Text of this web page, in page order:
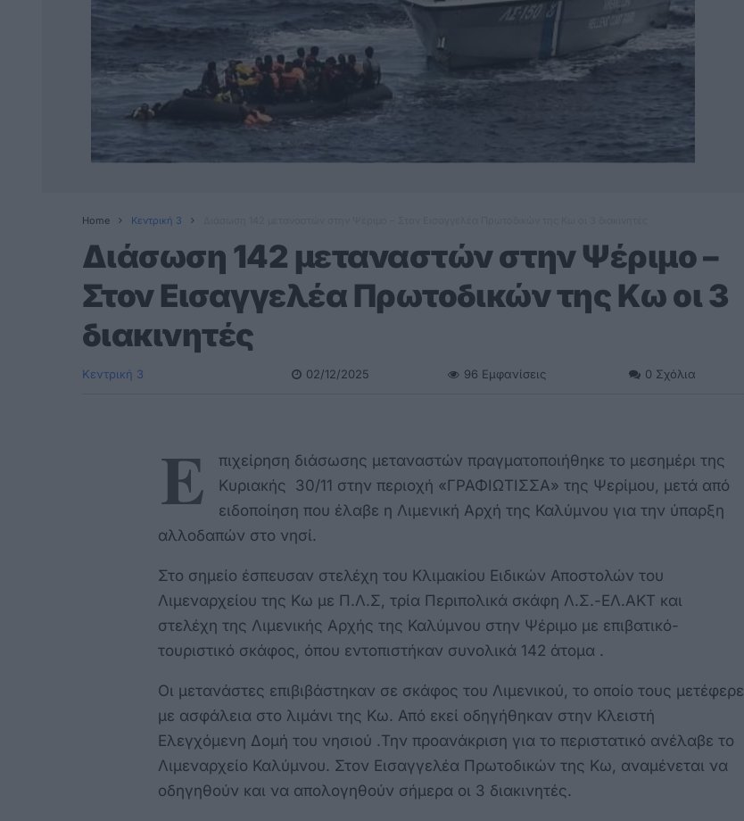
Home Κεντρική 3
Διάσωση 142 μεταναστών στην Ψέριμο –
Στον Εισαγγελέα Πρωτοδικών της Κω οι 3
διακινητές
Κεντρική 3 02/12/2025 96 Εμφανίσεις 0 Σχόλια
Ε
πιχείρηση διάσωσης μεταναστών πραγματοποιήθηκε το μεσημέρι της
Κυριακής 30/11 στην περιοχή «ΓΡΑΦΙΩΤΙΣΣΑ» της Ψερίμου, μετά από
ειδοποίηση που έλαβε η Λιμενική Αρχή της Καλύμνου για την ύπαρξη
αλλοδαπών στο νησί.
Στο σημείο έσπευσαν στελέχη του Κλιμακίου Ειδικών Αποστολών του
Λιμεναρχείου της Κω με Π.Λ.Σ, τρία Περιπολικά σκάφη Λ.Σ.-ΕΛ.ΑΚΤ και
στελέχη της Λιμενικής Αρχής της Καλύμνου στην Ψέριμο με επιβατικό-
τουριστικό σκάφος, όπου εντοπιστήκαν συνολικά 142 άτομα .
Οι μετανάστες επιβιβάστηκαν σε σκάφος του Λιμενικού, το οποίο τους μετέφερε
με ασφάλεια στο λιμάνι της Κω. Από εκεί οδηγήθηκαν στην Κλειστή
Ελεγχόμενη Δομή του νησιού .Την προανάκριση για το περιστατικό ανέλαβε το
Λιμεναρχείο Καλύμνου. Στον Εισαγγελέα Πρωτοδικών της Κω, αναμένεται να
οδηγηθούν και να απολογηθούν σήμερα οι 3 διακινητές.